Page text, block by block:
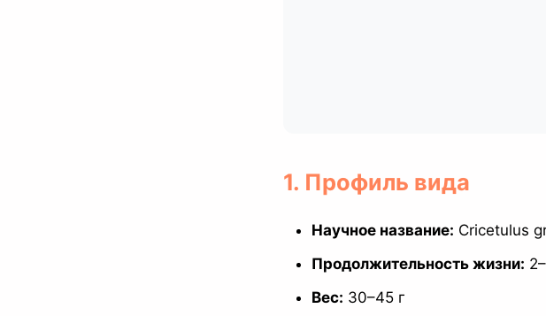
1. Профиль вида
Научное название: Cricetulus
Продолжительность жизни:
Вес: 30–45 г